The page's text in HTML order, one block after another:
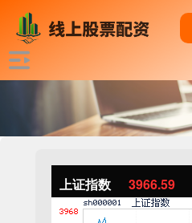
上证指数 3966.59